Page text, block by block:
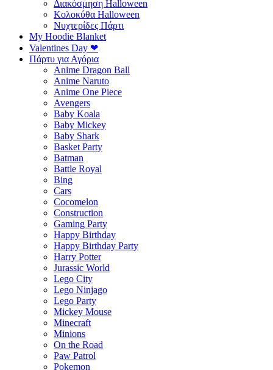
Διακόσμηση Halloween
Κολοκύθα Halloween
Νυχτερίδες Πάρτι
My Hoodie Blanket
Valentines Day ❤
Πάρτυ για Αγόρια
Anime Dragon Ball
Anime Naruto
Anime One Piece
Avengers
Baby Koala
Baby Mickey
Baby Shark
Basket Party
Batman
Battle Royal
Bing
Cars
Cocomelon
Construction
Gaming Party
Happy Birthday
Happy Birthday Party
Harry Potter
Jurassic World
Lego City
Lego Ninjago
Lego Party
Mickey Mouse
Minecraft
Minions
On the Road
Paw Patrol
Pokemon